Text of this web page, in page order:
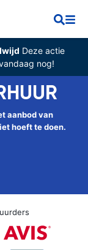
Deze actie
nog!
aanbod van
hoeft te doen.